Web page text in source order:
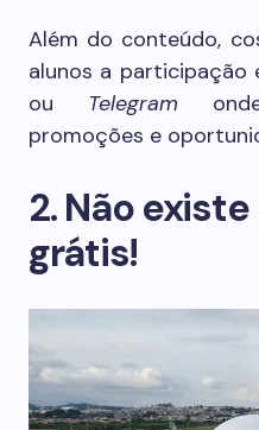
Além do conteúdo,
alunos a participação
ou Telegram
promoções e
2. Não
grátis!